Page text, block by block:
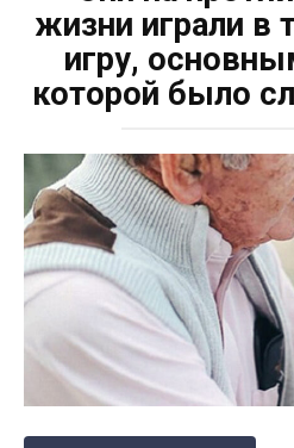
жизни играли в
игру,
которой было